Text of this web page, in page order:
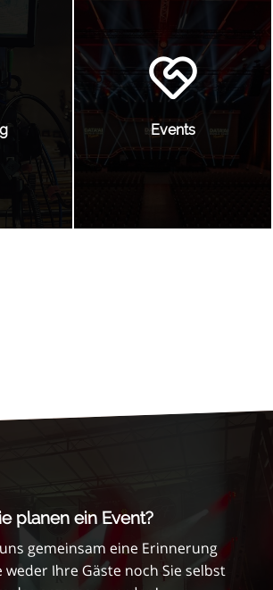
Events
planen ein Event?
gemeinsam eine Erinnerung
weder Ihre Gäste noch Sie selbst